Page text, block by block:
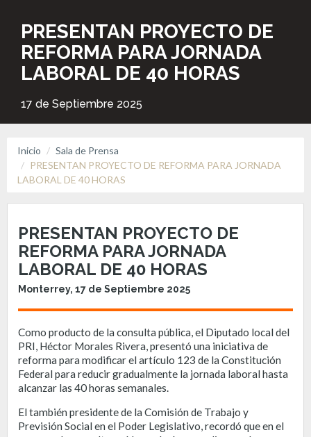
PRESENTAN PROYECTO DE
REFORMA PARA JORNADA
LABORAL DE 40 HORAS
17 de Septiembre 2025
Inicio
Sala de Prensa
PRESENTAN PROYECTO DE REFORMA PARA JORNADA
LABORAL DE 40 HORAS
PRESENTAN PROYECTO DE
REFORMA PARA JORNADA
LABORAL DE 40 HORAS
Monterrey, 17 de Septiembre 2025
Como producto de la consulta pública, el Diputado local del
PRI, Héctor Morales Rivera, presentó una iniciativa de
reforma para modificar el artículo 123 de la Constitución
Federal para reducir gradualmente la jornada laboral hasta
alcanzar las 40 horas semanales.
El también presidente de la Comisión de Trabajo y
Previsión Social en el Poder Legislativo, recordó que en el